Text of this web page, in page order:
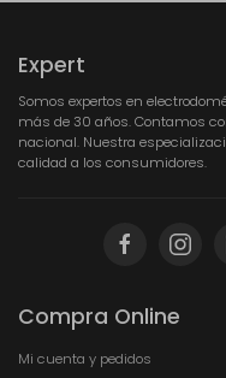
Expert
Somos expertos en
más de 30 años. Contamos
nacional. Nuestra
calidad a los consumidores.
Compra Online
Mi cuenta y pedidos